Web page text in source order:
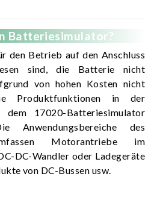
Batteriesimulator?
den Betrieb auf den Anschluss
sind, die Batterie nicht
von hohen Kosten nicht
Produktfunktionen in der
dem 17020-Batteriesimulator
Anwendungsbereiche des
Motorantriebe im
DC-Wandler oder Ladegeräte
von DC-Bussen usw.